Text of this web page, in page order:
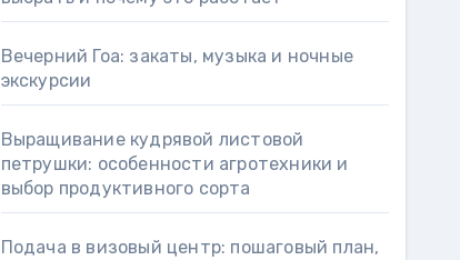
Вечерний Гоа: закаты, музыка и ночные
экскурсии
Выращивание кудрявой листовой
петрушки: особенности агротехники и
выбор продуктивного сорта
Подача в визовый центр: пошаговый план,